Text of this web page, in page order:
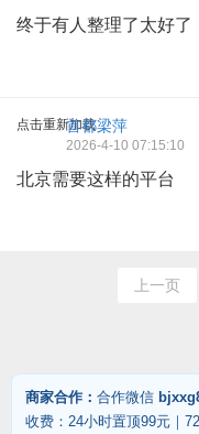
终于有人整理了太好了
点击重新加载首都梁萍
2026-4-10 07:15:10
北京需要这样的平台
上一页
商家合作： 合作微信
收费：24小时置顶99元｜